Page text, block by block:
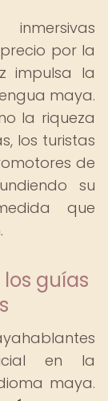
por la
impulsa la
maya.
la riqueza
los turistas
de
su
que
guías
en la
maya.